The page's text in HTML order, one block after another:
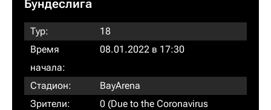
Бундеслига
Тур:
18
Время
начала:
08.01.2022 в 17:30
Стадион:
BayArena
Зрители:
0 (Due to the Coronavirus